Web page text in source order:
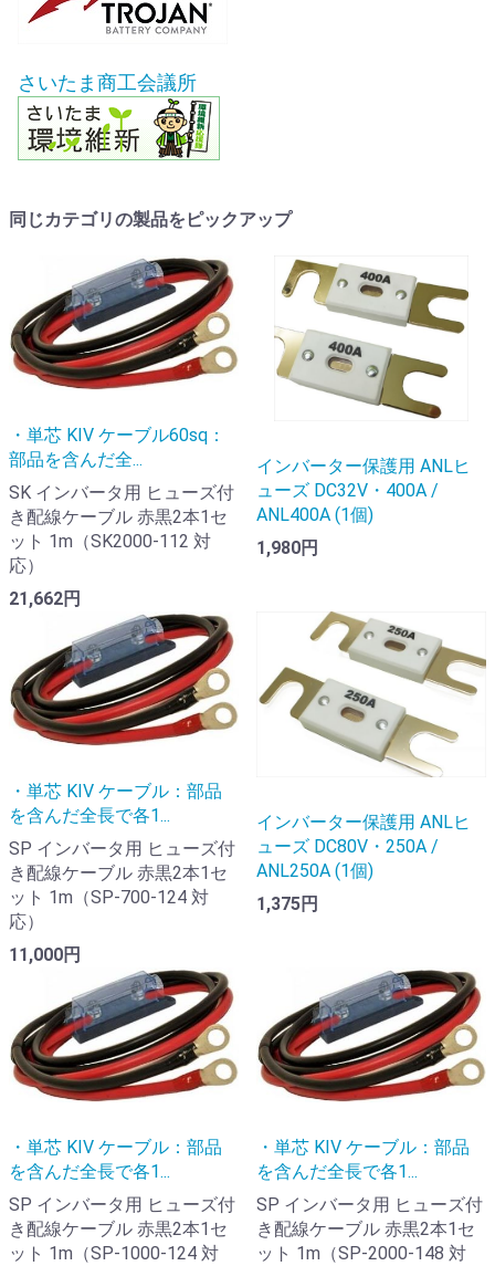
さいたま商工会議所
同じカテゴリの製品をピックアップ
・単芯 KIV ケーブル60sq：
部品を含んだ全...
SK インバータ用 ヒューズ付
き配線ケーブル 赤黒2本1セ
ット 1m（SK2000-112 対
応）
21,662円
インバーター保護用 ANLヒ
ューズ DC32V・400A /
ANL400A (1個)
1,980円
・単芯 KIV ケーブル：部品
を含んだ全長で各1...
SP インバータ用 ヒューズ付
き配線ケーブル 赤黒2本1セ
ット 1m（SP-700-124 対
応）
11,000円
インバーター保護用 ANLヒ
ューズ DC80V・250A /
ANL250A (1個)
1,375円
・単芯 KIV ケーブル：部品
を含んだ全長で各1...
SP インバータ用 ヒューズ付
き配線ケーブル 赤黒2本1セ
ット 1m（SP-1000-124 対
・単芯 KIV ケーブル：部品
を含んだ全長で各1...
SP インバータ用 ヒューズ付
き配線ケーブル 赤黒2本1セ
ット 1m（SP-2000-148 対